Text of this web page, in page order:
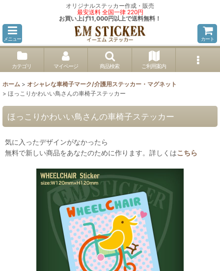
オリジナルステッカー作成・販売
最安送料 全国一律 220円
お買い上げ11,000円以上で送料無料！
メニュー カート
カテゴリ マイページ 商品検索 ご利用案内
ホーム > オシャレな車椅子マーク/介護用ステッカー・マグネット
> ほっこりかわいい鳥さんの車椅子ステッカー
ほっこりかわいい鳥さんの車椅子ステッカー
気に入ったデザインがなかったら
無料で新しい商品をあなたのために作ります。詳しくはこちら